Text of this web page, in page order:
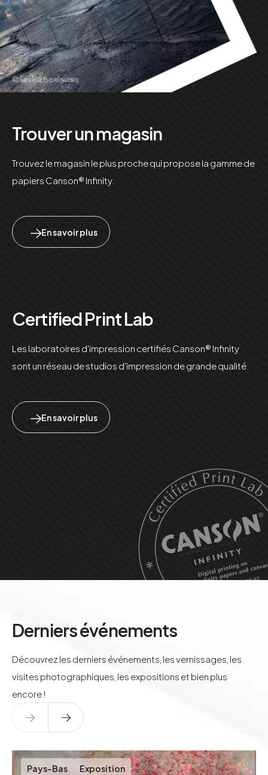
©Saskia Boelsums
Trouver un magasin
Trouvez le magasin le plus proche qui propose la gamme de
papiers Canson® Infinity.
En savoir plus
Certified Print Lab
Les laboratoires d'impression certifiés Canson® Infinity
sont un réseau de studios d'impression de grande qualité.
En savoir plus
Derniers événements
Découvrez les derniers événements, les vernissages, les
visites photographiques, les expositions et bien plus
encore !
Pays-Bas Exposition